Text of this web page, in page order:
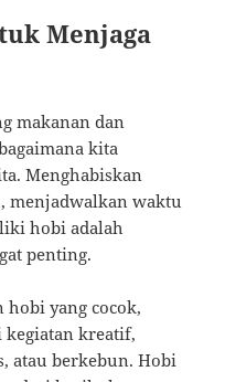
Menjaga
makanan dan
kita
Menghabiskan
menjadwalkan waktu
hobi adalah
penting.
hobi yang cocok,
kegiatan kreatif,
atau berkebun. Hobi